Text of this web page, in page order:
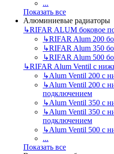
...
Показать все
Алюминиевые радиаторы
↳RIFAR ALUM боковое
↳RIFAR Alum 200
↳RIFAR Alum 350
↳RIFAR Alum 500
↳RIFAR Alum Ventil с
↳Alum Ventil 200 с
↳Alum Ventil 200 с
подключением
↳Alum Ventil 350 с
↳Alum Ventil 350 с
подключением
↳Alum Ventil 500 с
...
Показать все